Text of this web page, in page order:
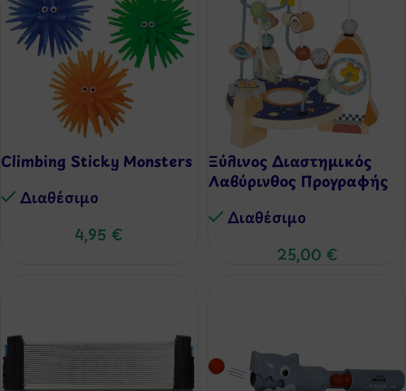
Climbing Sticky Monsters
Διαθέσιμo
4,95 €
Ξύλινος Διαστημικός
Λαβύρινθος Προγραφής
Διαθέσιμo
25,00 €